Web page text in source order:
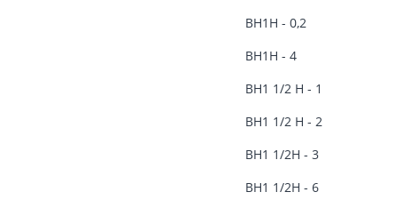
ВН1Н - 0,2
ВН1Н - 4
ВН1 1/2 Н - 1
ВН1 1/2 Н - 2
ВН1 1/2Н - 3
ВН1 1/2Н - 6